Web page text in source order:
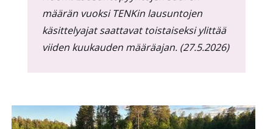
määrän vuoksi TENKin lausuntojen
käsittelyajat saattavat toistaiseksi ylittää
viiden kuukauden määräajan. (27.5.2026)